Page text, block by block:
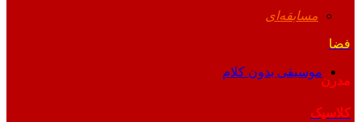
مسابقه‌ای
فضا
موسیقی بدون کلام
مدرن
کلاسیک